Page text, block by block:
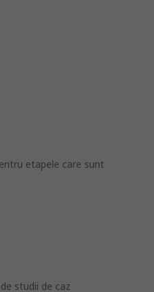
etapele care sunt
studii de caz